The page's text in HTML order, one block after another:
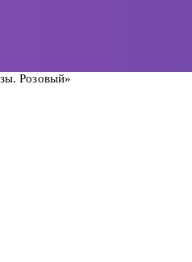
Розовый»